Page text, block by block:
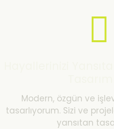
Modern, özgün ve
tasarlıyorum. Sizi ve
yansıtan